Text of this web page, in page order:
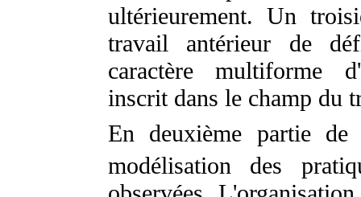
ultérieurement. Un
travail antérieur de
caractère multiforme
inscrit dans le champ du
En deuxième partie de
modélisation des